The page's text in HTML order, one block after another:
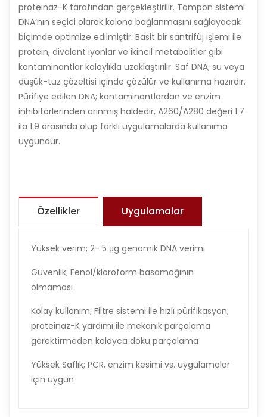
proteinaz-K tarafından gerçekleştirilir. Tampon sistemi
DNA’nın seçici olarak kolona bağlanmasını sağlayacak
biçimde optimize edilmiştir. Basit bir santrifüj işlemi ile
protein, divalent iyonlar ve ikincil metabolitler gibi
kontaminantlar kolaylıkla uzaklaştırılır. Saf DNA, su veya
düşük-tuz çözeltisi içinde çözülür ve kullanıma hazırdır.
Pürifiye edilen DNA; kontaminantlardan ve enzim
inhibitörlerinden arınmış haldedir, A260/A280 değeri 1.7
ila 1.9 arasında olup farklı uygulamalarda kullanıma
uygundur.
Özellikler Uygulamalar
Yüksek verim; 2- 5 μg genomik DNA verimi
Güvenlik; Fenol/kloroform basamağının
olmaması
Kolay kullanım; Filtre sistemi ile hızlı pürifikasyon,
proteinaz-K yardımı ile mekanik parçalama
gerektirmeden kolayca doku parçalama
Yüksek Saflık; PCR, enzim kesimi vs. uygulamalar
için uygun